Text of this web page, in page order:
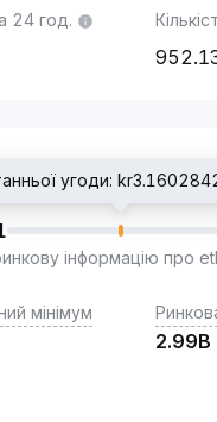
24 год.
угоди:
інформацію про
мінімум
2.99B